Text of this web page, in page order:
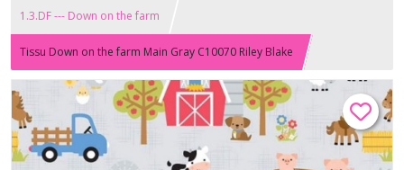
1.3.DF --- Down on the farm
Tissu Down on the farm Main Gray C10070 Riley Blake